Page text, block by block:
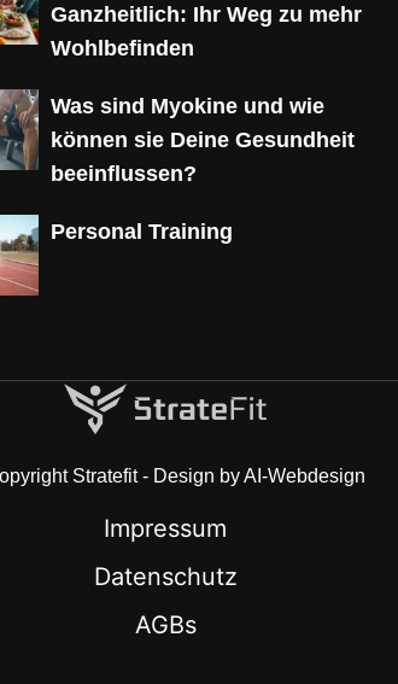
Ganzheitlich: Ihr Weg zu mehr
Wohlbefinden
Was sind Myokine und wie
können sie Deine Gesundheit
beeinflussen?
Personal Training
Stratefit - Design by AI-Webdesign
Impressum
Datenschutz
AGBs